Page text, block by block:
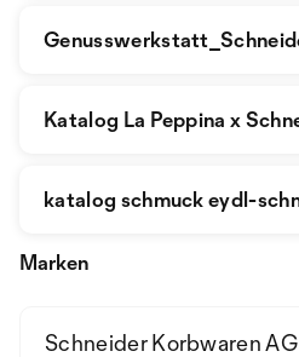
Marken
Schneider Korbwaren AG